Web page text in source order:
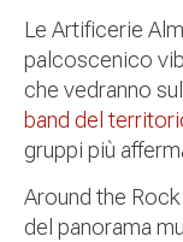
Le Artificerie
palcoscenico
che vedranno
band del
gruppi più
Around the
del panorama